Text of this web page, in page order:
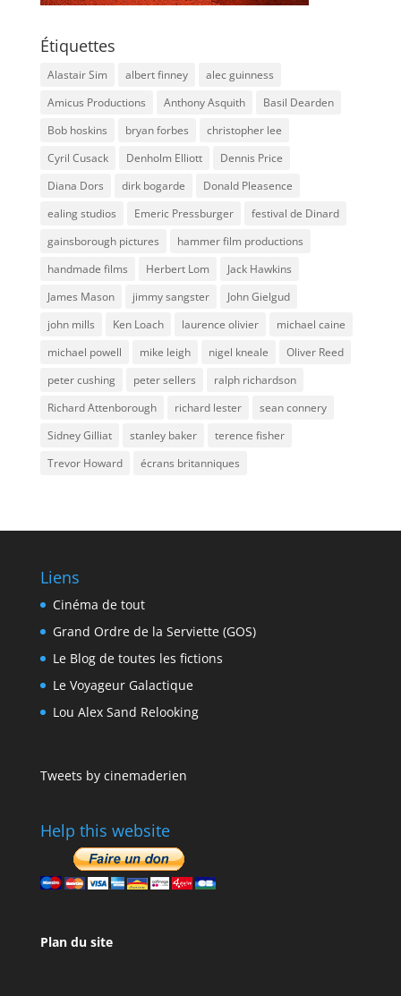
Étiquettes
Alastair Sim albert finney
alec guinness
Amicus Productions
Anthony Asquith
Basil Dearden
Bob hoskins
bryan forbes
christopher lee
Cyril Cusack
Denholm Elliott
Dennis Price
Diana Dors
dirk bogarde
Donald Pleasence
ealing studios
Emeric Pressburger
festival de Dinard
gainsborough pictures
hammer film productions
handmade films
Herbert Lom
Jack Hawkins
James Mason
jimmy sangster
John Gielgud
john mills
Ken Loach laurence olivier
michael caine
michael powell
mike leigh nigel kneale
Oliver Reed
peter cushing
peter sellers
ralph richardson
Richard Attenborough
richard lester
sean connery
Sidney Gilliat
stanley baker
terence fisher
Trevor Howard
écrans britanniques
Liens
Cinéma de tout
Grand Ordre de la Serviette (GOS)
Le Blog de toutes les fictions
Le Voyageur Galactique
Lou Alex Sand Relooking
Tweets by cinemaderien
Help this website
Plan du site